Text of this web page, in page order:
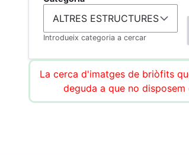
Introdueix categoria a cercar
La cerca d'imatges de briòfits
deguda a que no